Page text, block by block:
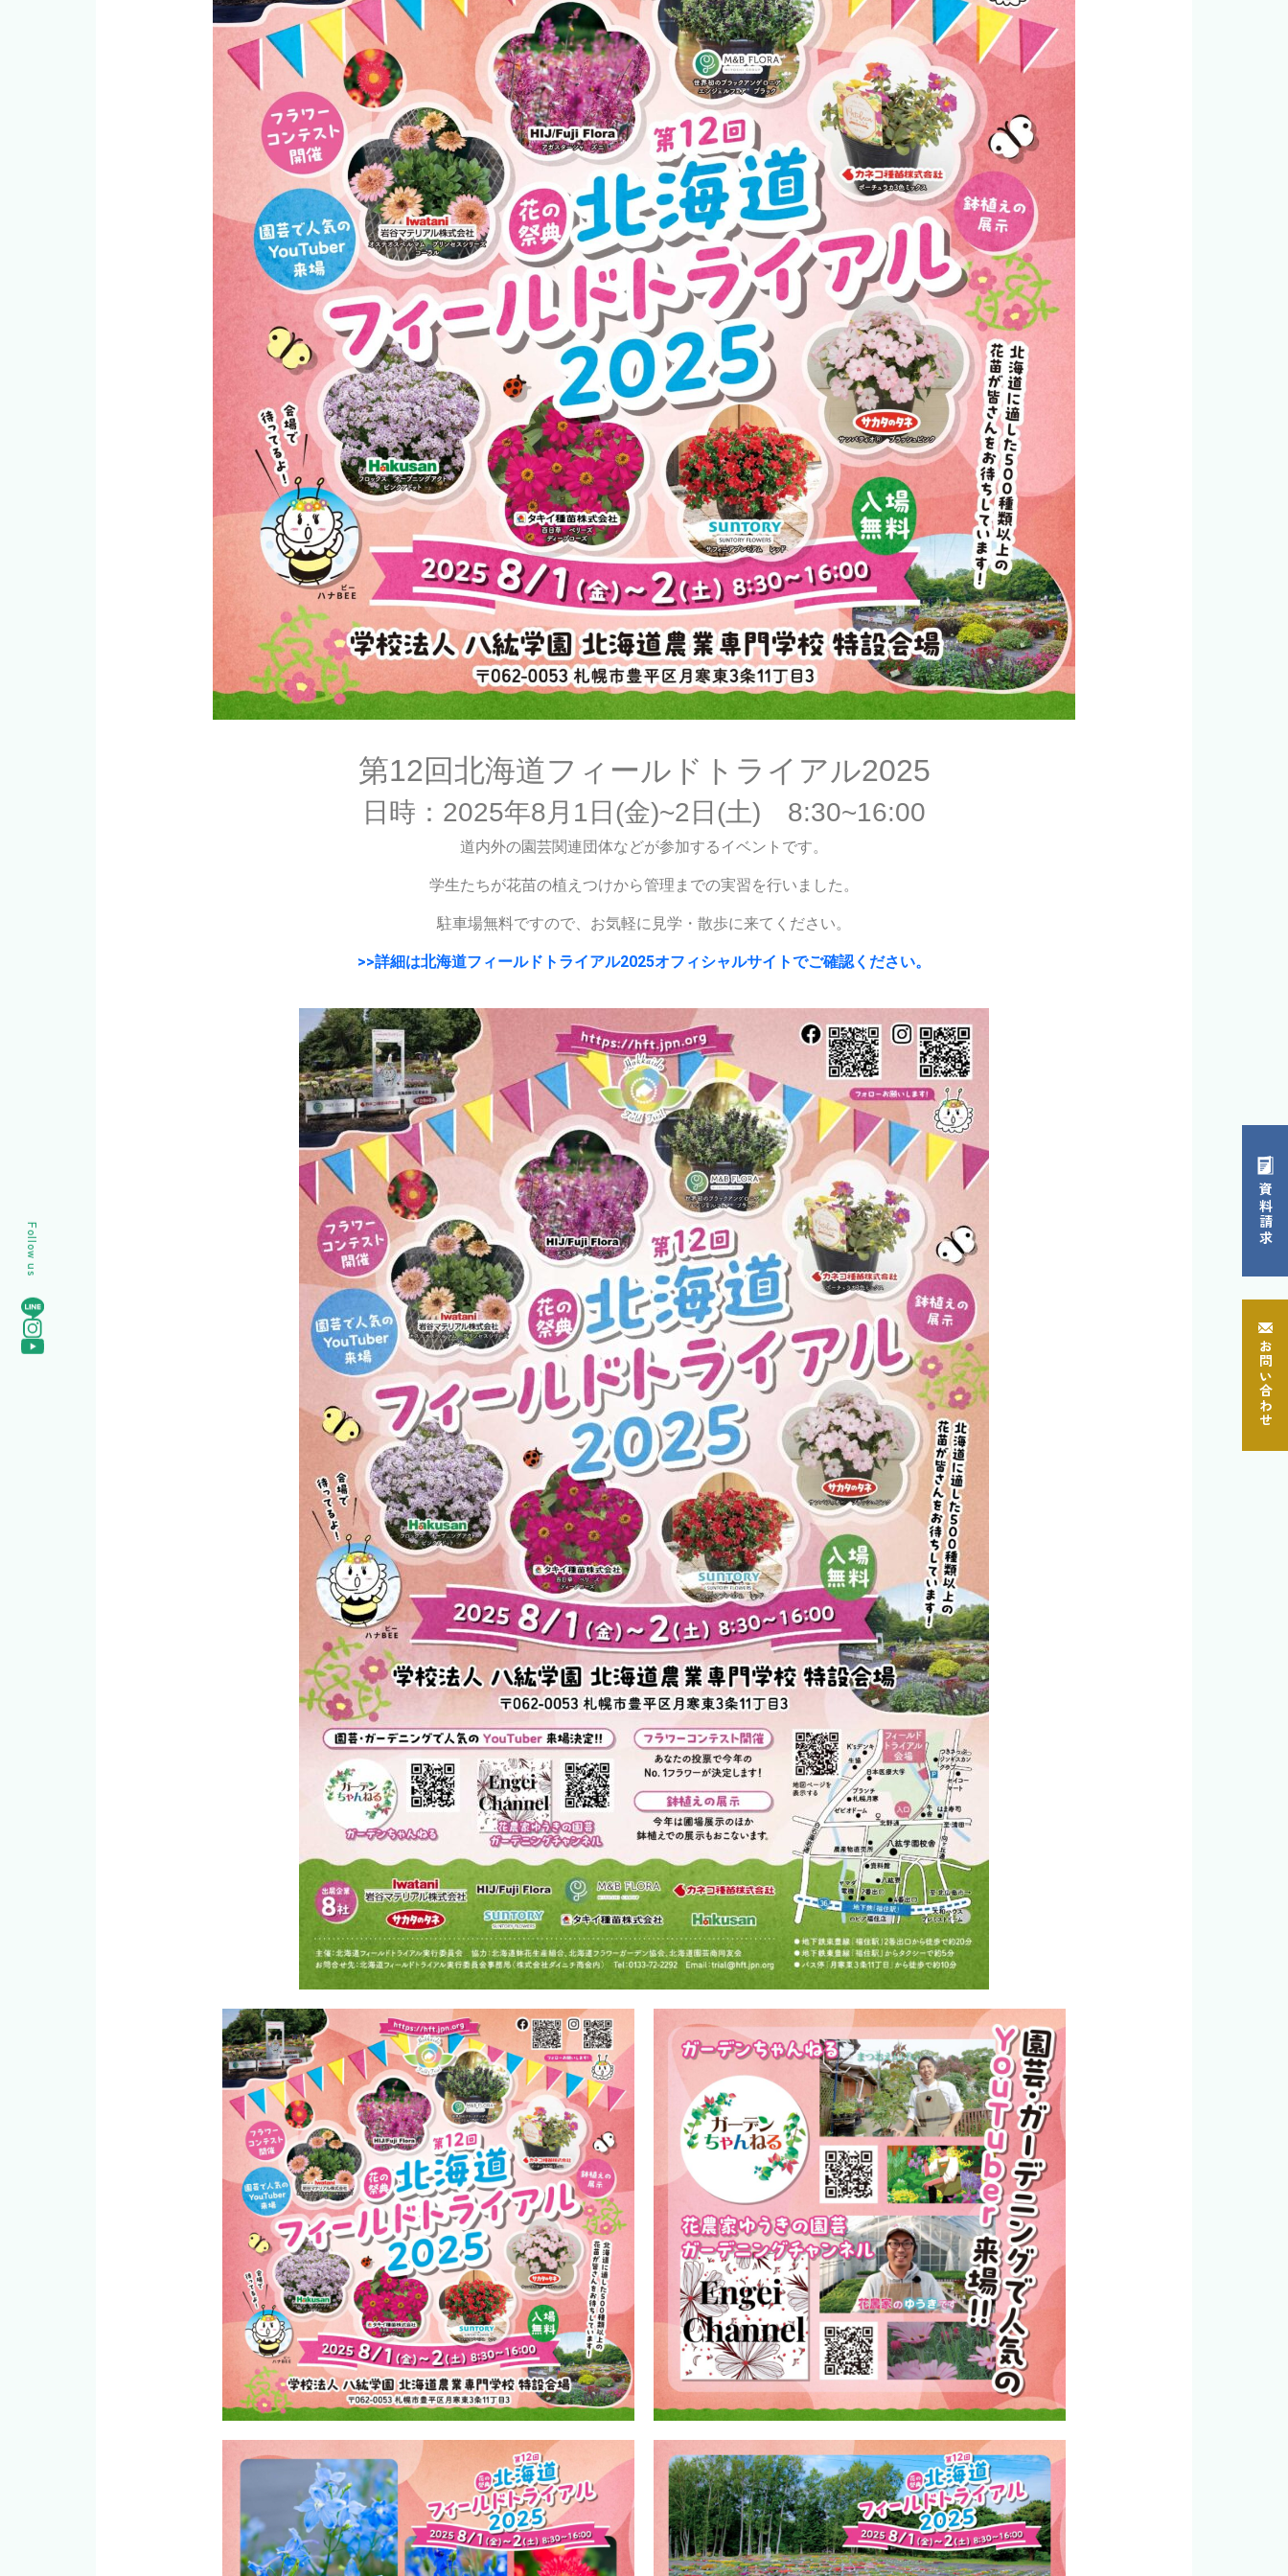
資料請求
お問い合わせ
第12回北海道フィールドトライアル2025
日時：2025年8月1日(金)~2日(土) 8:30~16:00
道内外の園芸関連団体などが参加するイベントです。
学生たちが花苗の植えつけから管理までの実習を行いました。
駐車場無料ですので、お気軽に見学・散歩に来てください。
>>詳細は北海道フィールドトライアル2025オフィシャルサイトでご確認ください。
Follow us